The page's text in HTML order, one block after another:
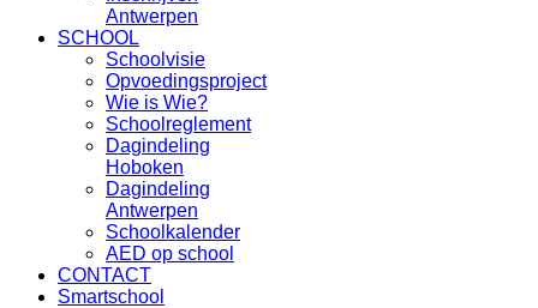
Antwerpen
SCHOOL
Schoolvisie
Opvoedingsproject
Wie is Wie?
Schoolreglement
Dagindeling
Hoboken
Dagindeling
Antwerpen
Schoolkalender
AED op school
CONTACT
Smartschool